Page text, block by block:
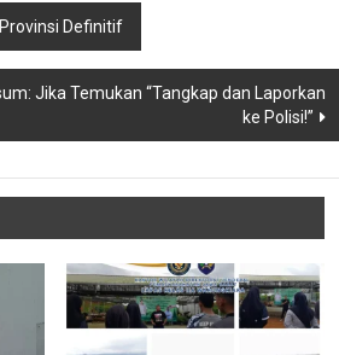
Definitif
Jika Temukan “Tangkap dan Laporkan
ke Polisi!”